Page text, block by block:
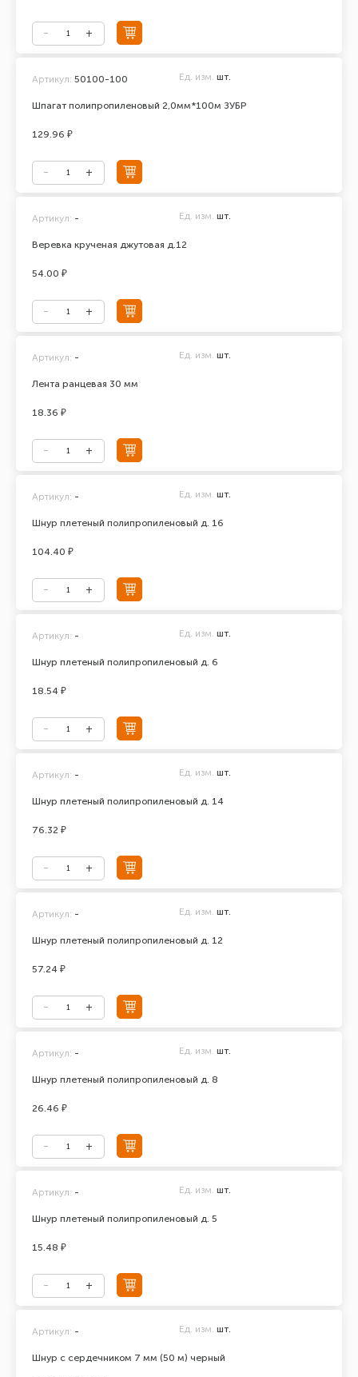
Шпагат полипропиленовый 2,0мм*100м ЗУБР
Артикул: 50100-100 Ед. изм. шт.
129.96 ₽
Веревка крученая джутовая д.12
Артикул: - Ед. изм. шт.
54.00 ₽
Лента ранцевая 30 мм
Артикул: - Ед. изм. шт.
18.36 ₽
Шнур плетеный полипропиленовый д. 16
Артикул: - Ед. изм. шт.
104.40 ₽
Шнур плетеный полипропиленовый д. 6
Артикул: - Ед. изм. шт.
18.54 ₽
Шнур плетеный полипропиленовый д. 14
Артикул: - Ед. изм. шт.
76.32 ₽
Шнур плетеный полипропиленовый д. 12
Артикул: - Ед. изм. шт.
57.24 ₽
Шнур плетеный полипропиленовый д. 8
Артикул: - Ед. изм. шт.
26.46 ₽
Шнур плетеный полипропиленовый д. 5
Артикул: - Ед. изм. шт.
15.48 ₽
Шнур с сердечником 7 мм (50 м) черный
Артикул: - Ед. изм. шт.